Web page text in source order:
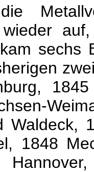
wieder
sechs
1845
Waldeck,
1848